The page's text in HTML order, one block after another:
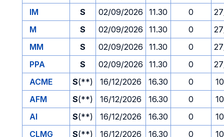
IM
S 02/09/2026 11.30 0
M
S 02/09/2026 11.30 0
MM
S 02/09/2026 11.30 0
PPA
S 02/09/2026 11.30 0
ACME
S(**) 16/12/2026 16.30 0
AFM
S(**) 16/12/2026 16.30 0
AI
S(**) 16/12/2026 16.30 0
CLMG
S(**) 16/12/2026 16.30 0